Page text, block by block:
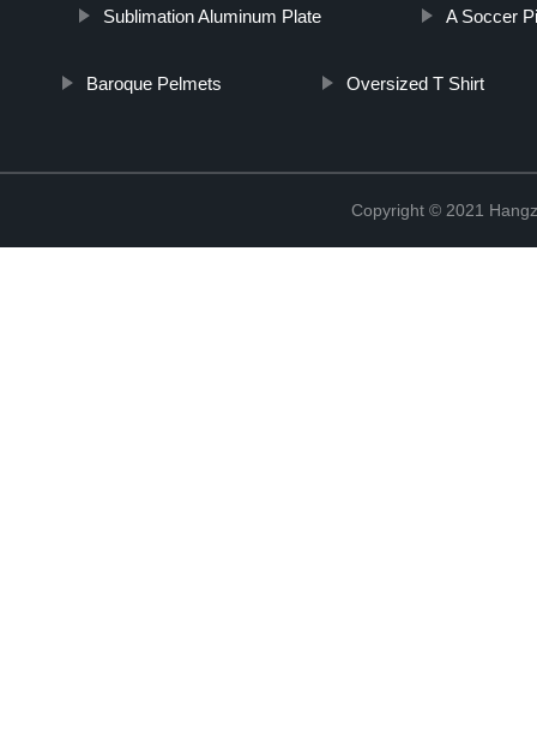
Sublimation Aluminum Plate A Soccer
Baroque Pelmets Oversized T Shirt
Copyright © 2021